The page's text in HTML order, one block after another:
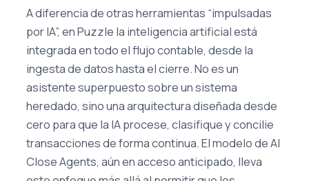
A diferencia de otras herramientas “impulsadas
por IA”, en Puzzle la inteligencia artificial está
integrada en todo el flujo contable, desde la
ingesta de datos hasta el cierre. No es un
asistente superpuesto sobre un sistema
heredado, sino una arquitectura diseñada desde
cero para que la IA procese, clasifique y concilie
transacciones de forma continua. El modelo de AI
Close Agents, aún en acceso anticipado, lleva